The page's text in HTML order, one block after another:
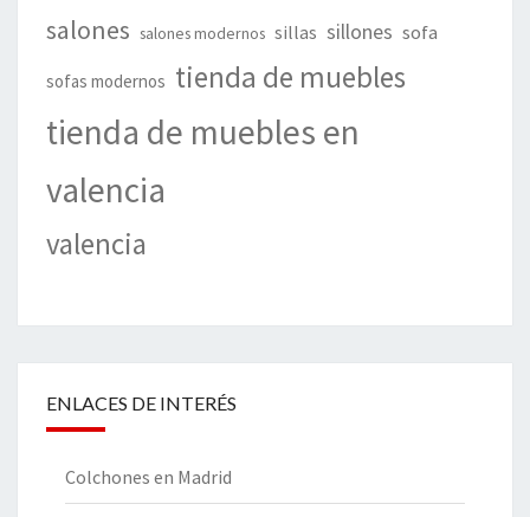
salones salones modernos sillas sillones sofa
sofas modernos tienda de muebles
tienda de muebles en
valencia
valencia
ENLACES DE INTERÉS
Colchones en Madrid